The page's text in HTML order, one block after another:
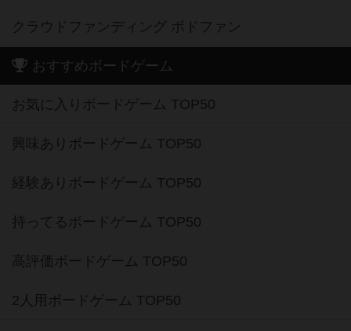
クラウドファンディング ボドファン
おすすめボードゲーム
お気に入りボードゲーム TOP50
興味ありボードゲーム TOP50
経験ありボードゲーム TOP50
持ってるボードゲーム TOP50
高評価ボードゲーム TOP50
2人用ボードゲーム TOP50